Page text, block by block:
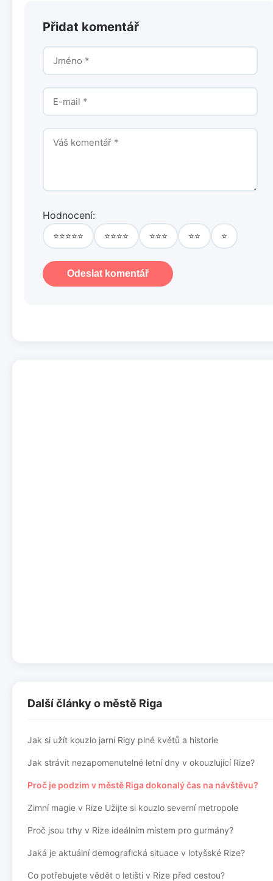
Přidat komentář
Hodnocení:
⭐⭐⭐⭐⭐ ⭐⭐⭐⭐ ⭐⭐⭐ ⭐⭐ ⭐
Odeslat komentář
Další články o městě Riga
Jak si užít kouzlo jarní Rigy plné květů a historie
Jak strávit nezapomenutelné letní dny v okouzlující Rize?
Proč je podzim v městě Riga dokonalý čas na návštěvu?
Zimní magie v Rize Užijte si kouzlo severní metropole
Proč jsou trhy v Rize ideálním místem pro gurmány?
Jaká je aktuální demografická situace v lotyšské Rize?
Co potřebujete vědět o letišti v Rize před cestou?